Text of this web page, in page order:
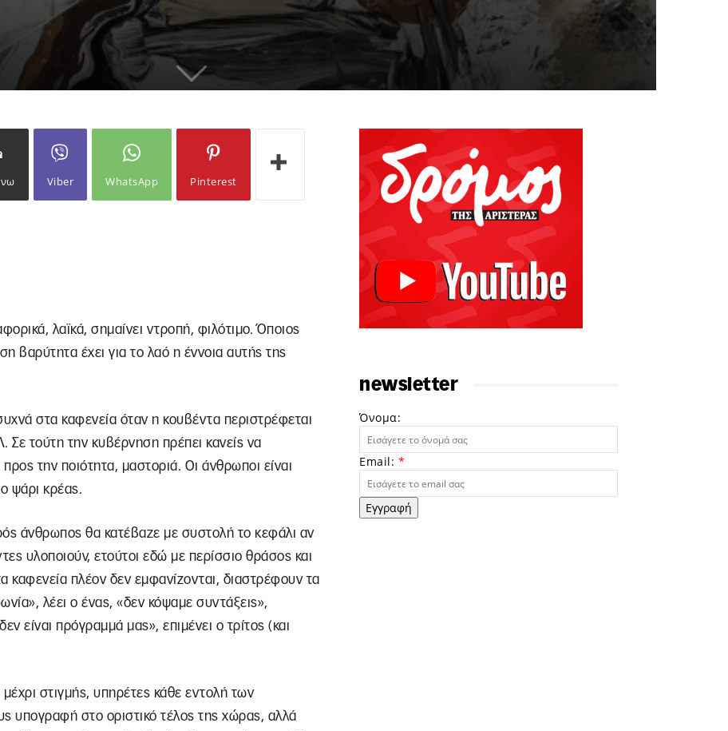
Viber WhatsApp Pinterest
λαϊκά, σημαίνει ντροπή, φιλότιμο. Όποιος
βαρύτητα έχει για το λαό η έννοια αυτής της
στα καφενεία όταν η κουβέντα περιστρέφεται
τούτη την κυβέρνηση πρέπει κανείς να
την ποιότητα, μαστοριά. Οι άνθρωποι είναι
ψάρι κρέας.
άνθρωπος θα κατέβαζε με συστολή το κεφάλι αν
υλοποιούν, ετούτοι εδώ με περίσσιο θράσος και
πλέον δεν εμφανίζονται, διαστρέφουν τα
λέει ο ένας, «δεν κόψαμε συντάξεις»,
είναι πρόγραμμά μας», επιμένει ο τρίτος (και
στιγμής, υπηρέτες κάθε εντολή των
υπογραφή στο οριστικό τέλος της χώρας, αλλά
newsletter
Όνομα:
Email: *
Εγγραφή